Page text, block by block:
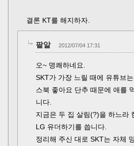
결론 KT를 해지하자.
팥알 2012/07/04 17:31
오~ 명쾌하네요.
SKT가 가장 느릴 때에 유튜브
스북 좋아요 단추 때문에 애를
니다.
지금은 두 집 살림(?)을 하느라
LG 유더하기를 씁니다.
정리해 주신 대로 SKT는 자체